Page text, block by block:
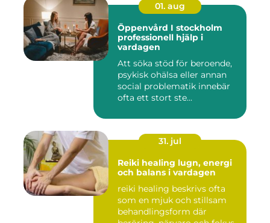
01. aug
Öppenvård I stockholm
professionell hjälp i
vardagen
Att söka stöd för beroende,
psykisk ohälsa eller annan
social problematik innebär
ofta ett stort ste...
31. jul
Reiki healing lugn, energi
och balans i vardagen
reiki healing beskrivs ofta
som en mjuk och stillsam
behandlingsform där